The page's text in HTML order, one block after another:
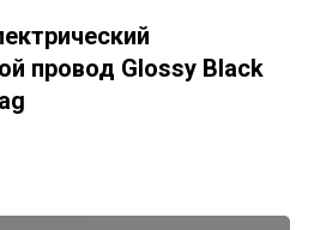
провод Glossy Black